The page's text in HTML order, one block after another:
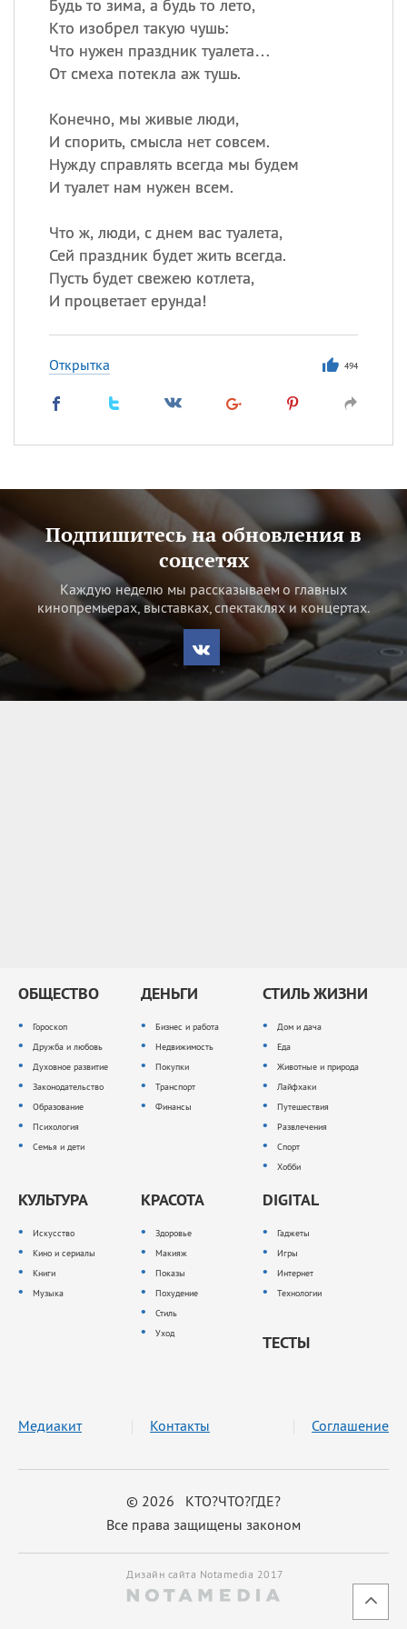
Будь то зима, а будь то лето,
Кто изобрел такую чушь:
Что нужен праздник туалета…
От смеха потекла аж тушь.
Конечно, мы живые люди,
И спорить, смысла нет совсем.
Нужду справлять всегда мы будем
И туалет нам нужен всем.
Что ж, люди, с днем вас туалета,
Сей праздник будет жить всегда.
Пусть будет свежею котлета,
И процветает ерунда!
Открытка 494
Подпишитесь на обновления в
соцсетях
Каждую неделю мы рассказываем о главных
кинопремьерах, выставках, спектаклях и концертах.
ОБЩЕСТВО
Гороскоп
Дружба и любовь
Духовное развитие
Законодательство
Образование
Психология
Семья и дети
ДЕНЬГИ
Бизнес и работа
Недвижимость
Покупки
Транспорт
Финансы
СТИЛЬ ЖИЗНИ
Дом и дача
Еда
Животные и природа
Лайфхаки
Путешествия
Развлечения
Спорт
Хобби
КУЛЬТУРА
Искусство
Кино и сериалы
Книги
Музыка
КРАСОТА
Здоровье
Макияж
Показы
Похудение
Стиль
Уход
DIGITAL
Гаджеты
Игры
Интернет
Технологии
ТЕСТЫ
© 2026 КТО?ЧТО?ГДЕ?
Все права защищены законом
Медиакит Контакты Соглашение
Дизайн сайта Notamedia 2017